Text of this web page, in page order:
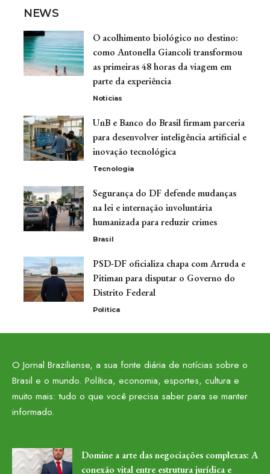
NEWS
O acolhimento biológico no destino:
como Antonella Giancoli transformou
as primeiras 48 horas da viagem em
parte da experiência
Noticias
UnB e Banco do Brasil firmam parceria
para desenvolver inteligência artificial e
inovação tecnológica
Tecnologia
Segurança do DF defende mudanças
na lei e internação involuntária
humanizada para reduzir crimes
Brasil
PSD-DF oficializa chapa com Arruda e
Pitiman para disputar o Governo do
Distrito Federal
Politica
O Jornal Braziliense, a sua fonte diária de notícias sobre o
Brasil e o mundo. Política, economia, esportes, cultura e
muito mais: tudo o que você precisa saber para se manter
informado.
Domine a arte das negociações complexas: A
conexão vital entre estrutura jurídica e